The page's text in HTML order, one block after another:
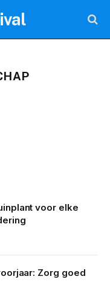
voor elke
Zorg goed